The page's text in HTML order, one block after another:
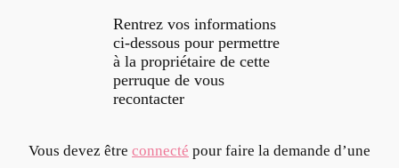
Rentrez vos informations
ci-dessous pour permettre
à la propriétaire de cette
perruque de vous
recontacter
Vous devez être connecté pour faire la demande d’une